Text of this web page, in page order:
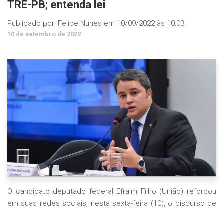
TRE-PB; entenda lei
Publicado por: Felipe Nunes em 10/09/2022 às 10:03
10 de setembro de 2022
O candidato deputado federal Efraim Filho (União) reforçou
em suas redes sociais, nesta sexta-feira (10), o discurso de